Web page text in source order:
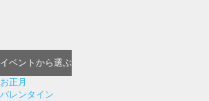
イベント から選ぶ
お正月
バレンタイン